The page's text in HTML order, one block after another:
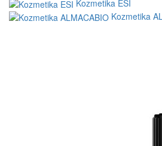
Kozmetika ESI
Kozmetika